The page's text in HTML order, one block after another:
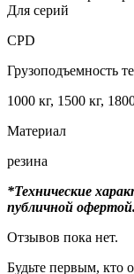
Для серий
CPD
Грузоподъемность
1000 кг, 1500 кг,
Материал
резина
*Технические
публичной офертой.
Отзывов пока нет.
Будьте первым, кто